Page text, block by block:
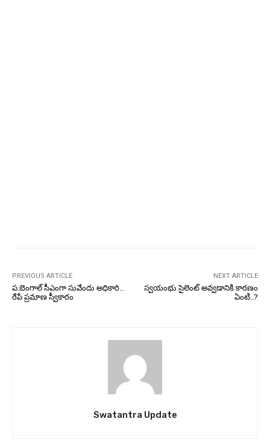
PREVIOUS ARTICLE
ప.బెంగాల్‌ సీఎంగా సువేందు అధికారి…
రేపే ప్రమాణ స్వీకారం
NEXT ARTICLE
స్వయంభు సైలెంట్ అవ్వడానికి కారణం
ఏంటి..?
Swatantra Update